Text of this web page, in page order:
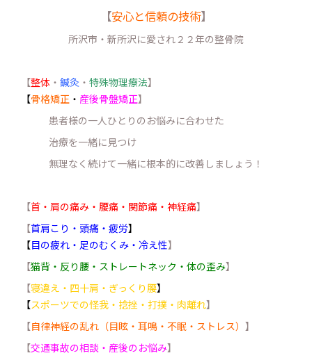
【安心と信頼の技術】
所沢市・新所沢に愛され２２年の整骨院
【整体 ・ 鍼灸 ・ 特殊物理療法】
【骨格矯正 ・ 産後骨盤矯正】
患者様の一人ひとりのお悩みに合わせた
治療を一緒に見つけ
無理なく続けて一緒に根本的に改善しましょう！
【首・肩の痛み・腰痛・関節痛・神経痛】
【首肩こり・頭痛・疲労】
【目の疲れ・足のむくみ・冷え性】
【猫背・反り腰・ストレートネック・体の歪み】
【寝違え・四十肩・ぎっくり腰】
【スポーツでの怪我・捻挫・打撲・肉離れ】
【自律神経の乱れ（目眩・耳鳴・不眠・ストレス） 】
【交通事故の相談・産後のお悩み】